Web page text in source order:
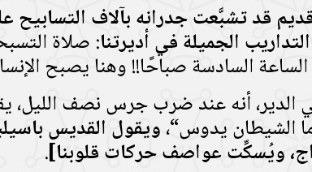
قد تشبَّعت جدرانه بآلاف
الجميلة في أديرتنا: صلاة
السادسة صباحًا!! وهنا يصبح
الدير، أنه عند ضرب جرس نصف
يدوس“،ويقول القديس
ويُسكِّت عواصف حركات قلوبنا].